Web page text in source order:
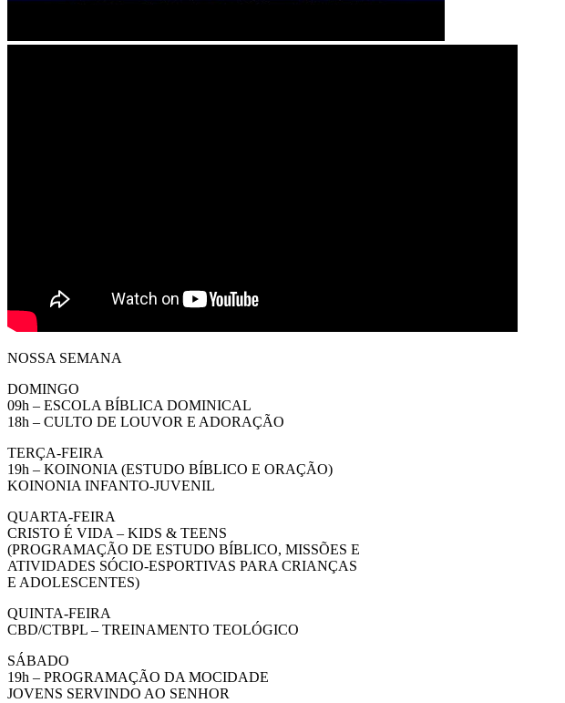
NOSSA SEMANA
DOMINGO
09h – ESCOLA BÍBLICA DOMINICAL
18h – CULTO DE LOUVOR E ADORAÇÃO
TERÇA-FEIRA
19h – KOINONIA (ESTUDO BÍBLICO E ORAÇÃO)
KOINONIA INFANTO-JUVENIL
QUARTA-FEIRA
CRISTO É VIDA – KIDS & TEENS
(PROGRAMAÇÃO DE ESTUDO BÍBLICO, MISSÕES E
ATIVIDADES SÓCIO-ESPORTIVAS PARA CRIANÇAS
E ADOLESCENTES)
QUINTA-FEIRA
CBD/CTBPL – TREINAMENTO TEOLÓGICO
SÁBADO
19h – PROGRAMAÇÃO DA MOCIDADE
JOVENS SERVINDO AO SENHOR